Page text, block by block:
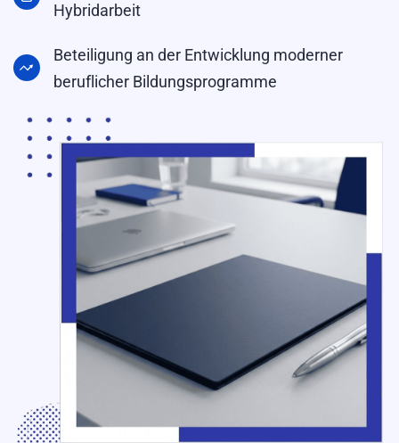
Hybridarbeit
Beteiligung an der Entwicklung moderner
beruflicher Bildungsprogramme